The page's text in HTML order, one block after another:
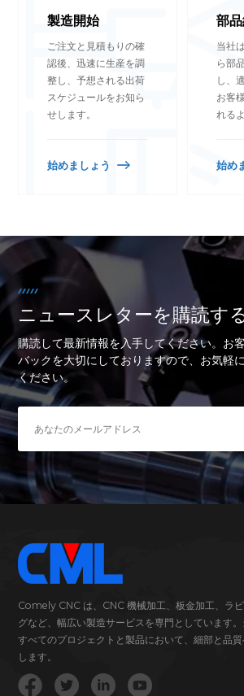
製造開始
ご注文と見積もりの​​確
認後、迅速に生産を調
整し、予想される出荷
スケジュールをお知ら
せします。
始めましょう
部
当社
ら部
し、
お客
れる
始め
ニュースレターを購読す
購読して最新情報を入手してください。お
バックを大切にしておりますので、お気軽
ください。
Comely CNC は、CNC 機械加工、板金加工、ラ
グなど、幅広い製造サービスを専門としています
すべてのプロジェクトと製品において、細部と品
します。